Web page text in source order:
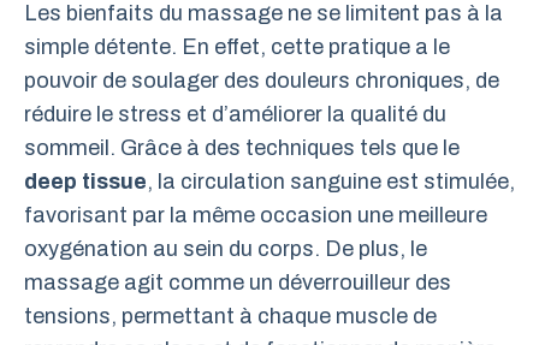
Les bienfaits du massage ne se limitent pas à la
simple détente. En effet, cette pratique a le
pouvoir de soulager des douleurs chroniques, de
réduire le stress et d’améliorer la qualité du
sommeil. Grâce à des techniques tels que le
deep tissue, la circulation sanguine est stimulée,
favorisant par la même occasion une meilleure
oxygénation au sein du corps. De plus, le
massage agit comme un déverrouilleur des
tensions, permettant à chaque muscle de